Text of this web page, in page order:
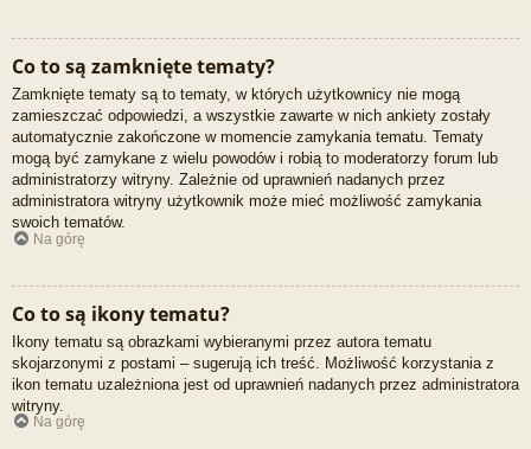
Co to są zamknięte tematy?
Zamknięte tematy są to tematy, w których użytkownicy nie mogą
zamieszczać odpowiedzi, a wszystkie zawarte w nich ankiety zostały
automatycznie zakończone w momencie zamykania tematu. Tematy
mogą być zamykane z wielu powodów i robią to moderatorzy forum lub
administratorzy witryny. Zależnie od uprawnień nadanych przez
administratora witryny użytkownik może mieć możliwość zamykania
swoich tematów.
Na górę
Co to są ikony tematu?
Ikony tematu są obrazkami wybieranymi przez autora tematu
skojarzonymi z postami – sugerują ich treść. Możliwość korzystania z
ikon tematu uzależniona jest od uprawnień nadanych przez administratora
witryny.
Na górę